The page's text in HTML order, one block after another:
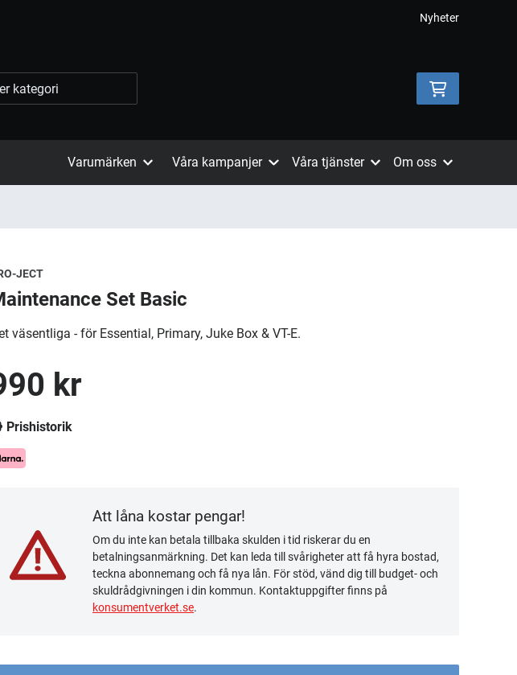
Nyheter
Varumärken Våra kampanjer Våra tjänster Om oss
JECT
Set Basic
väsentliga - för Essential, Primary, Juke Box & VT-E.
kr
Prishistorik
Att låna kostar pengar!
Om du inte kan betala tillbaka skulden i tid riskerar du en
betalningsanmärkning. Det kan leda till svårigheter att få hyra bostad,
teckna abonnemang och få nya lån. För stöd, vänd dig till budget- och
skuldrådgivningen i din kommun. Kontaktuppgifter finns på
konsumentverket.se.